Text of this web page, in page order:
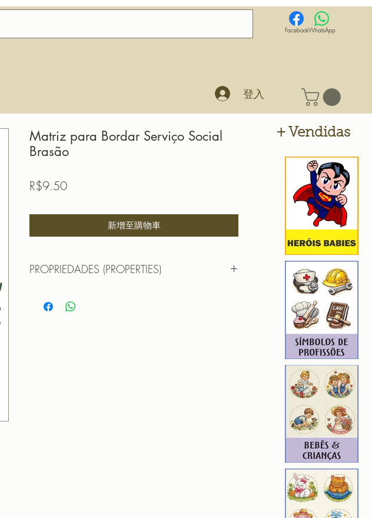
FacebookWhatsApp
登入
Matriz para Bordar Serviço Social
Brasão
R$9.50價
新增至購物車
PROPRIEDADES (PROPERTIES)
TAMANHO (SIZE) : 9,47cm X 9,31cm
+ Vendidas